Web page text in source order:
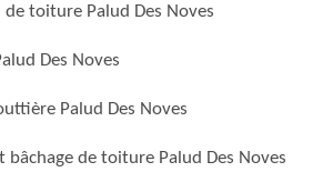
de toiture Palud Des Noves
Des Noves
Palud Des Noves
bâchage de toiture Palud Des Noves